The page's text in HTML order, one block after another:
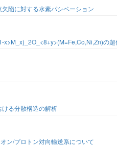
陥に対する水素パシベーション
の
る分散構造の解析
ン/プロトン対向輸送系について